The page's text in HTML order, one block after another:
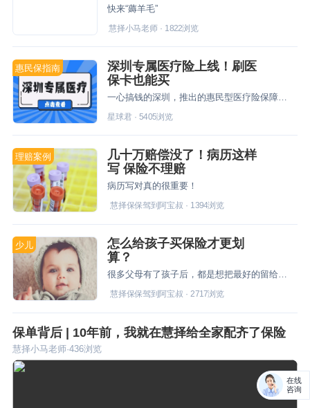
快来“薅羊毛”
慧择小马老师· 1822浏览
惠民保指南
深圳专属医疗险上线！刷医
保卡也能买
一心搞钱的深圳，推出的惠民型医疗险保障如何？快点开看看吧~
星球君· 5405浏览
理赔案例
几十万赔偿没了！病历这样
写 保险不理赔
病历写对真的很重要！
慧择保保驾到阿宝叔· 1394浏览
少儿
怎么给孩子买保险才更划
算？
很多父母有了孩子后，都是想把最好的留给孩子。但是不能包括给孩子买寿险、买返还险、买综合性保险......没错，今天阿宝叔想讲的就是，如何给自己的孩子买保险才更划算？
慧择保保驾到阿宝叔· 2717浏览
保单背后 | 10年前，我就在慧择给全家配齐了保险
慧择小马老师·436浏览
在线
咨询